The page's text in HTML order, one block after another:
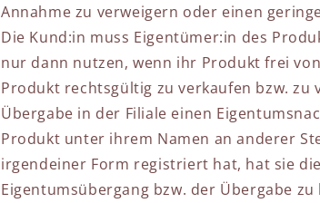
Annahme zu verweigern oder einen
Die Kund:in muss Eigentümer:in des
nur dann nutzen, wenn ihr Produkt frei
Produkt rechtsgültig zu verkaufen bzw.
Übergabe in der Filiale einen
Produkt unter ihrem Namen an anderer
irgendeiner Form registriert hat, hat sie
Eigentumsübergang bzw. der Übergabe